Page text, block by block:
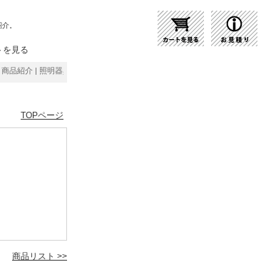
。
を見る
紹介 | 照明器具の通販・インテリア照明の通信販売【ライトスタイル】
TOPページ
商品リスト >>